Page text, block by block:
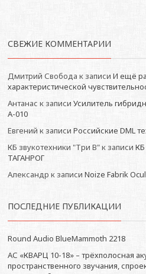
СВЕЖИЕ КОММЕНТАРИИ
Дмитрий Свобода к записи И ещё
характеристической
Антанас к записи Усилитель
А-010
Евгений к записи Российские DML
КБ звукотехники "Три В"к записи
ТАГАНРОГ
Александр к записи Noize Fabrik
ПОСЛЕДНИЕ ПУБЛИКАЦИИ
Round Audio BlueMammoth 2218
АС «КВАРЦ 10-18» – трёхполосная
пространственного звучания,